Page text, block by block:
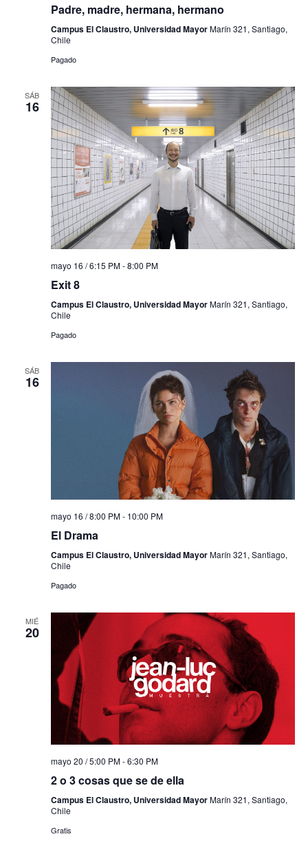
Padre, madre, hermana, hermano
Campus El Claustro, Universidad MayorMarín 321, Santiago,
Chile
Pagado
SÁB
16
mayo 16 / 6:15 PM-8:00 PM
Exit 8
Campus El Claustro, Universidad MayorMarín 321, Santiago,
Chile
Pagado
SÁB
16
mayo 16 / 8:00 PM- 10:00 PM
El Drama
Campus El Claustro, Universidad MayorMarín 321, Santiago,
Chile
Pagado
MIÉ
20
mayo 20 / 5:00 PM-6:30 PM
2 o 3 cosas que se de ella
Campus El Claustro, Universidad MayorMarín 321, Santiago,
Chile
Gratis